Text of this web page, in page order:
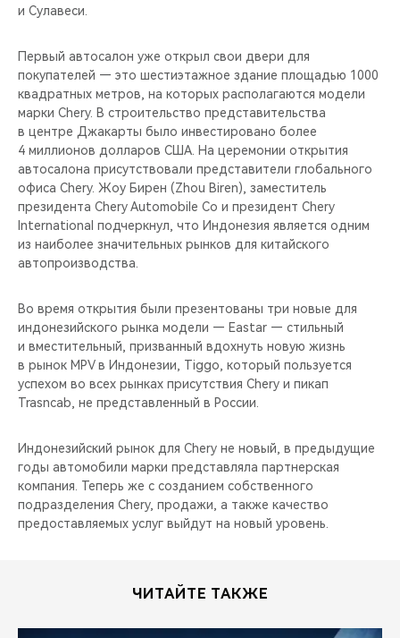
НОВИНКИ
CHERY REMOTE
CHERY И СПОРТ
НАШИ МЕРОПРИЯТИЯ
ВИДЕООБЗОРЫ
CHERY ДЛЯ ДЕТЕЙ
и Сулавеси.
Первый автосалон уже открыл свои двери для
покупателей — это шестиэтажное здание площадью 1000
квадратных метров, на которых располагаются модели
марки Chery. В строительство представительства
в центре Джакарты было инвестировано более
4 миллионов долларов США. На церемонии открытия
автосалона присутствовали представители глобального
офиса Chery. Жоу Бирен (Zhou Biren), заместитель
президента Chery Automobile Co и президент Chery
International подчеркнул, что Индонезия является одним
из наиболее значительных рынков для китайского
автопроизводства.
Во время открытия были презентованы три новые для
индонезийского рынка модели — Eastar — стильный
и вместительный, призванный вдохнуть новую жизнь
в рынок MPV в Индонезии, Tiggo, который пользуется
успехом во всех рынках присутствия Chery и пикап
Trasncab, не представленный в России.
Индонезийский рынок для Chery не новый, в предыдущие
годы автомобили марки представляла партнерская
компания. Теперь же с созданием собственного
подразделения Chery, продажи, а также качество
предоставляемых услуг выйдут на новый уровень.
ЧИТАЙТЕ ТАКЖЕ